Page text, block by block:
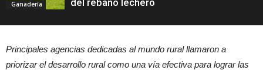
Ganadería
del rebaño lechero
Principales agencias dedicadas al mundo rural llamaron a
priorizar el desarrollo rural como una vía efectiva para lograr las